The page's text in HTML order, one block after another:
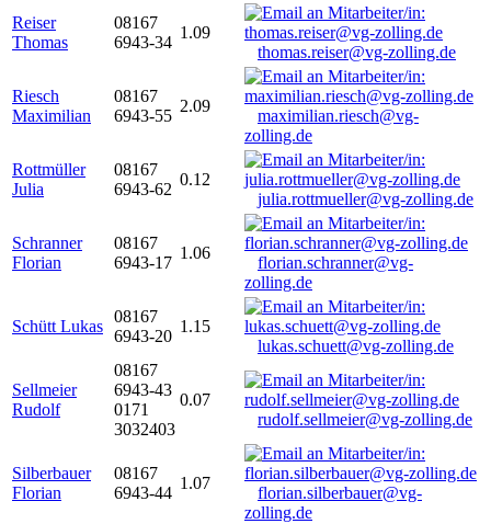
Reiser
Thomas
08167
6943-34
1.09
thomas.reiser@vg-zolling.de
Riesch
Maximilian
08167
6943-55
2.09
maximilian.riesch@vg-
zolling.de
Rottmüller
Julia
08167
6943-62
0.12
julia.rottmueller@vg-zolling.de
Schranner
Florian
08167
6943-17
1.06
florian.schranner@vg-
zolling.de
Schütt Lukas
08167
6943-20
1.15
lukas.schuett@vg-zolling.de
Sellmeier
Rudolf
08167
6943-43
0171
3032403
0.07
rudolf.sellmeier@vg-zolling.de
Silberbauer
Florian
08167
6943-44
1.07
florian.silberbauer@vg-
zolling.de